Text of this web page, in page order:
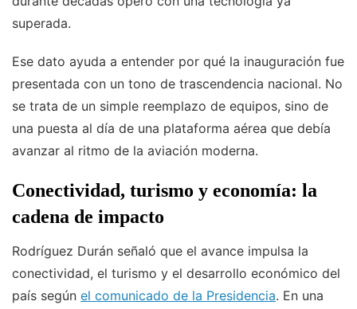
superada.
Ese dato ayuda a entender por qué la inauguración fue
presentada con un tono de trascendencia nacional. No
se trata de un simple reemplazo de equipos, sino de
una puesta al día de una plataforma aérea que debía
avanzar al ritmo de la aviación moderna.
Conectividad, turismo y economía: la
cadena de impacto
Rodríguez Durán señaló que el avance impulsa la
conectividad, el turismo y el desarrollo económico del
país según el comunicado de la Presidencia. En una